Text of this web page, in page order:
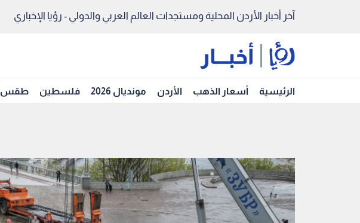
آخر أخبار الأردن المحلية ومستجدات العالم العربي والدولي - رؤيا الإخباري
الرئيسية أسعار الذهب الأردن مونديال 2026 فلسطين طقس